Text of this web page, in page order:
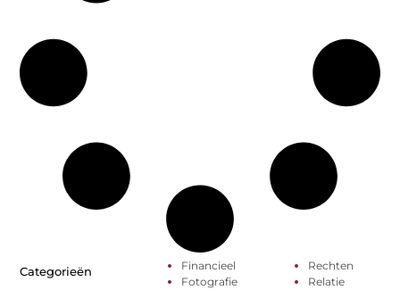
Categorieën
Financieel
Fotografie
Rechten
Relatie